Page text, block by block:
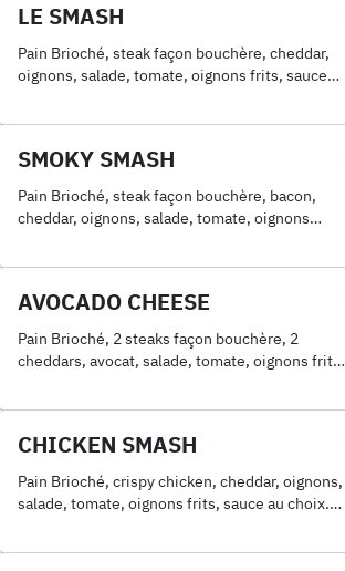
LE SMASH
Pain Brioché, steak façon bouchère, cheddar,
oignons, salade, tomate, oignons frits, sauce
SMOKY SMASH
Pain Brioché, steak façon bouchère, bacon,
cheddar, oignons, salade, tomate, oignons
AVOCADO CHEESE
Pain Brioché, 2 steaks façon bouchère, 2
cheddars, avocat, salade, tomate, oignons frits,
CHICKEN SMASH
Pain Brioché, crispy chicken, cheddar, oignons,
salade, tomate, oignons frits, sauce au choix.